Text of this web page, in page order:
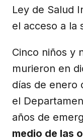
Ley de Salud
el acceso a la
Cinco niños y
murieron en
días de enero
el
años de
medio de las